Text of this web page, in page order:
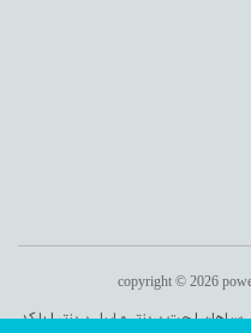
copyright © 2026
| جت پرينتر و ليبل پرينتر | بارکد